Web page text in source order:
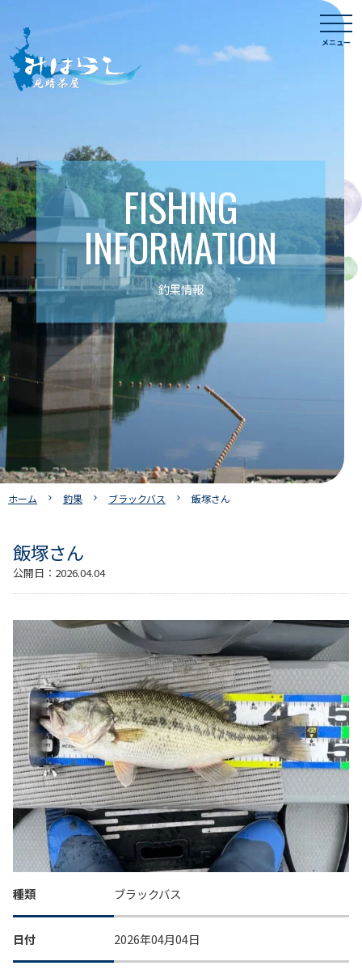
content
メニュー
FISHING
INFORMATION
釣果情報
ホーム 釣果 ブラックバス 飯塚さん
飯塚さん
公開日： 2026.04.04
種類 ブラックバス
日付 2026年04月04日